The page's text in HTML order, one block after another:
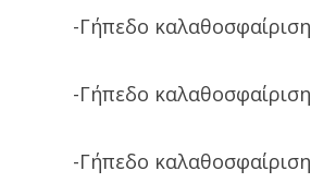
-Γήπεδο
-Γήπεδο
-Γήπεδο